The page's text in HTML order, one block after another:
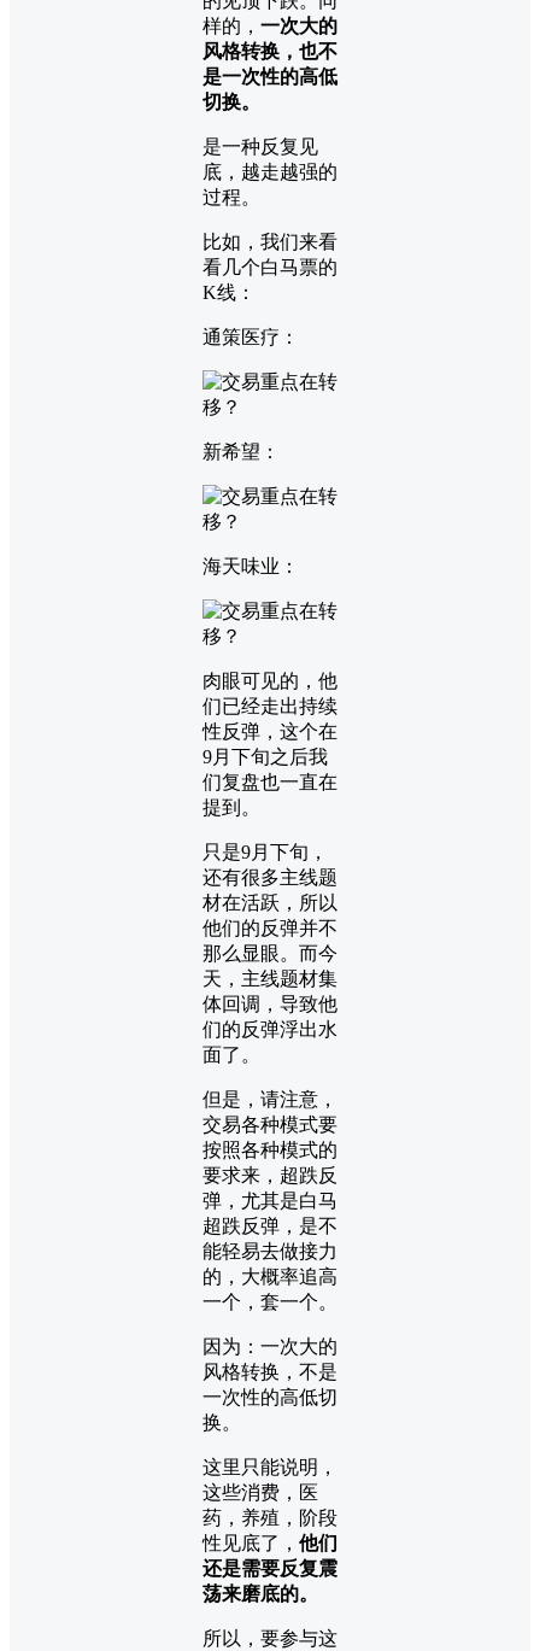
样的， 一次大的
风格转换，也不
是一次性的高低
切换。
是一种反复见
底，越走越强的
过程。
比如，我们来看
看几个白马票的
K线：
通策医疗：
新希望：
海天味业：
肉眼可见的，他
们已经走出持续
性反弹，这个在
9月下旬之后我
们复盘也一直在
提到。
只是9月下旬，
还有很多主线题
材在活跃，所以
他们的反弹并不
那么显眼。而今
天，主线题材集
体回调，导致他
们的反弹浮出水
面了。
但是，请注意，
交易各种模式要
按照各种模式的
要求来，超跌反
弹，尤其是白马
超跌反弹，是不
能轻易去做接力
的，大概率追高
一个，套一个。
因为：一次大的
风格转换，不是
一次性的高低切
换。
这里只能说明，
这些消费，医
药，养殖，阶段
性见底了， 他们
还是需要反复震
荡来磨底的。
所以，要参与这